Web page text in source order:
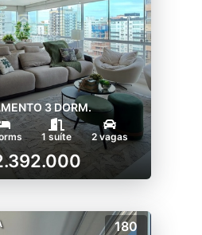
3 DORM.
1 suíte 2 vagas
180